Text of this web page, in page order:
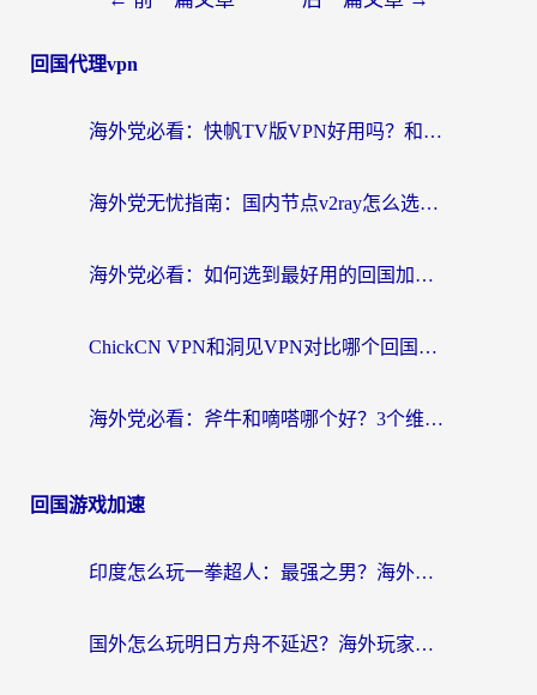
回国代理vpn
海外党必看：快帆TV版VPN好用吗？和快游VPN对比哪个回国效果更好？附实用避坑指南
海外党无忧指南：国内节点v2ray怎么选？一键回国VPN+多场景实测帮你避坑
海外党必看：如何选到最好用的回国加速器？从节点到售后的全维度指南
ChickCN VPN和洞见VPN对比哪个回国效果更好？海外党亲测3款加速器+避坑指南
海外党必看：斧牛和嘀嗒哪个好？3个维度教你选对回国加速器
回国游戏加速
印度怎么玩一拳超人：最强之男？海外党国服游戏加速避坑指南
国外怎么玩明日方舟不延迟？海外玩家国服游戏加速终极指南（附DNF梦幻诛仙解决方案）